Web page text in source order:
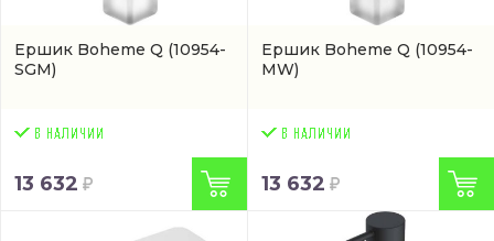
Ершик Boheme Q (10954-
SGM)
13 632
Ершик Boheme Q (10954-
MW)
13 632